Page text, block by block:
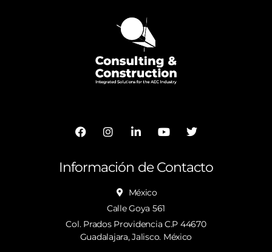
Información de Contacto
México
Calle Goya 561
Col. Prados Providencia C.P 44670
Guadalajara, Jalisco. México